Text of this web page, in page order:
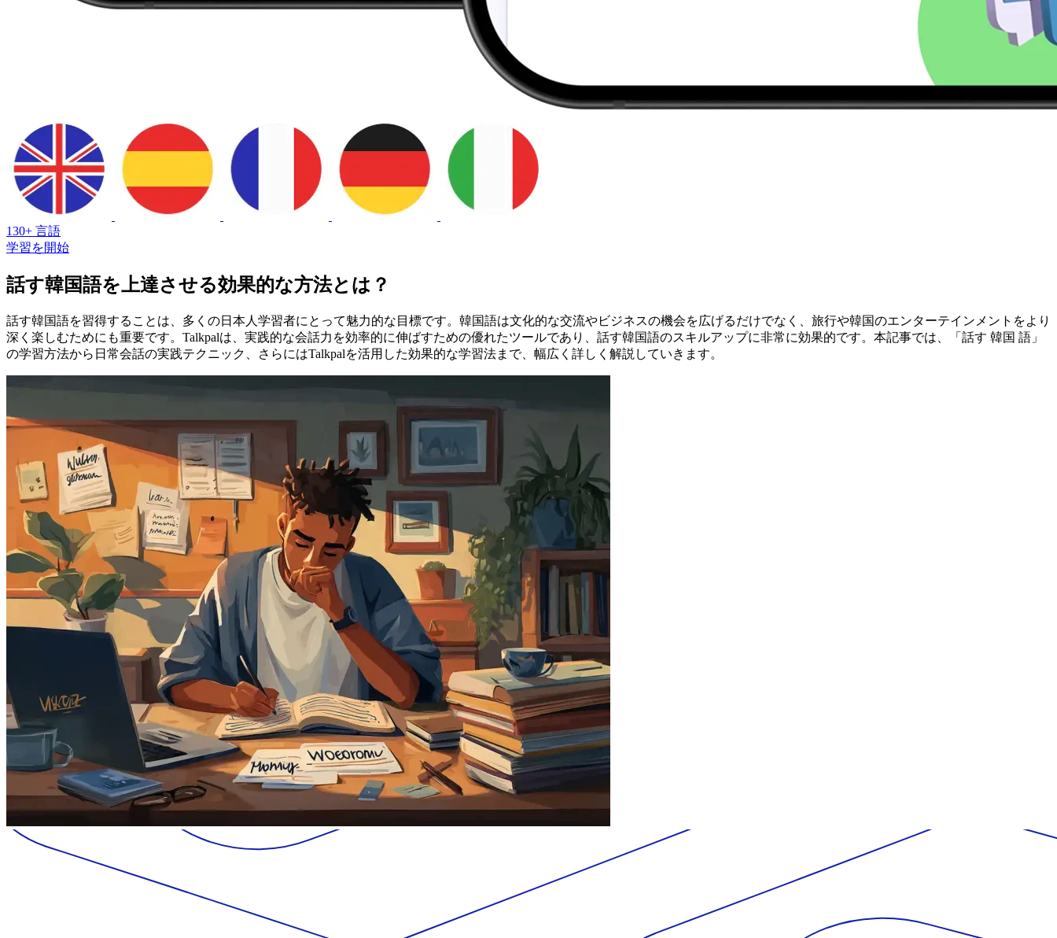
130+ 言語
学習を開始
話す韓国語を上達させる効果的な方法とは？
話す韓国語を習得することは、多くの日本人学習者にとって魅力的な目標です。韓国語は文化的な交流やビジネスの機会を広げるだけでなく、旅行や韓国のエンターテインメントをより
深く楽しむためにも重要です。Talkpalは、実践的な会話力を効率的に伸ばすための優れたツールであり、話す韓国語のスキルアップに非常に効果的です。本記事では、「話す 韓国 語」
の学習方法から日常会話の実践テクニック、さらにはTalkpalを活用した効果的な学習法まで、幅広く詳しく解説していきます。